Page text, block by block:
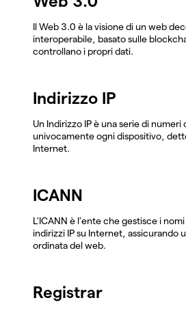
Il Web 3.0 è la visione di un web
interoperabile, basato sulle
controllano i propri dati.
Indirizzo IP
Un Indirizzo IP è una serie di
univocamente ogni dispositivo,
Internet.
ICANN
L'ICANN è l'ente che gestisce i
indirizzi IP su Internet, assicurando
ordinata del web.
Registrar